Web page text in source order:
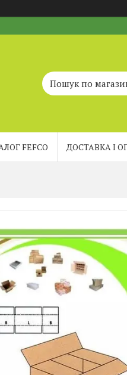
FEFCO ДОСТАВКА І